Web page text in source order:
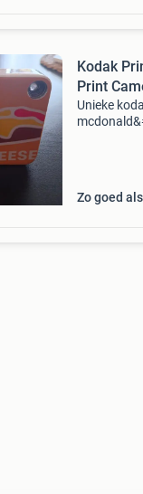
Kodak
Print
Unieke
Zo goed